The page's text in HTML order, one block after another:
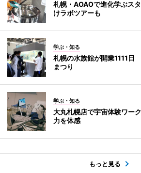
札幌・AOAOで進化学ぶス
けラボツアーも
学ぶ・知る
札幌の水族館が開業1111
まつり
学ぶ・知る
大丸札幌店で宇宙体験ワー
力を体感
もっと見る